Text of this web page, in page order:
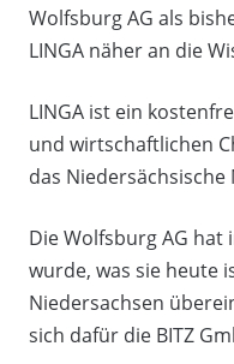
Wolfsburg AG als
LINGA näher an die
LINGA ist ein
und wirtschaftlichen
das
Die Wolfsburg AG hat
wurde, was sie heute
Niedersachsen
sich dafür die BITZ